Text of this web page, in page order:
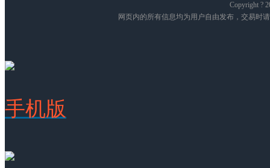
Copyright ?
网页内的所有信息均为用户自由发布，交易时
手机版